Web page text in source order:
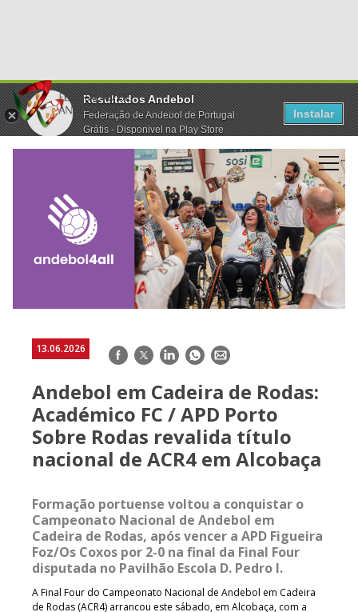
Resultados Andebol
Federação de Andebol de Portugal
Grátis - Disponivel na Play Store
Instalar
13.06.2026 Facebook
TwitterLinkedInWhatsApp
E-
Andebol em Cadeira de Rodas:
Académico FC / APD Porto
Sobre Rodas revalida título
nacional de ACR4 em Alcobaça
Formação portuense voltou a conquistar o
Campeonato Nacional de Andebol em
Cadeira de Rodas, após vencer a APD Figueira
Foz/Os Coxos por 2-0 na final da Final Four
disputada no Pavilhão Escola D. Pedro I.
A Final Four do Campeonato Nacional de Andebol em Cadeira
de Rodas (ACR4) arrancou este sábado, em Alcobaça, com a